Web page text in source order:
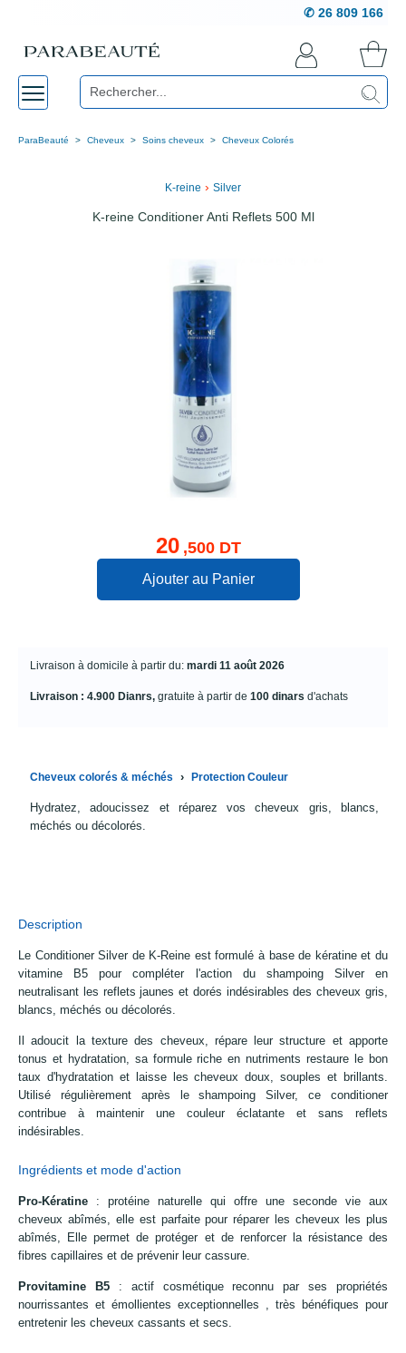
✆ 26 809 166
ParaBeauté Cheveux Soins cheveux Cheveux Colorés
K-reine › Silver
K-reine Conditioner Anti Reflets 500 Ml
20 ,500 DT
Ajouter au Panier
Livraison à domicile à partir du: mardi 11 août 2026
Livraison : 4.900 Dianrs, gratuite à partir de 100 dinars d'achats
Cheveux colorés & méchés › Protection Couleur
Hydratez, adoucissez et réparez vos cheveux gris, blancs,
méchés ou décolorés.
Description
Le Conditioner Silver de K-Reine est formulé à base de kératine et du
vitamine B5 pour compléter l'action du shampoing Silver en
neutralisant les reflets jaunes et dorés indésirables des cheveux gris,
blancs, méchés ou décolorés.
Il adoucit la texture des cheveux, répare leur structure et apporte
tonus et hydratation, sa formule riche en nutriments restaure le bon
taux d'hydratation et laisse les cheveux doux, souples et brillants.
Utilisé régulièrement après le shampoing Silver, ce conditioner
contribue à maintenir une couleur éclatante et sans reflets
indésirables.
Ingrédients et mode d'action
Pro-Kératine : protéine naturelle qui offre une seconde vie aux
cheveux abîmés, elle est parfaite pour réparer les cheveux les plus
abîmés, Elle permet de protéger et de renforcer la résistance des
fibres capillaires et de prévenir leur cassure.
Provitamine B5: actif cosmétique reconnu par ses propriétés
nourrissantes et émollientes exceptionnelles , très bénéfiques pour
entretenir les cheveux cassants et secs.